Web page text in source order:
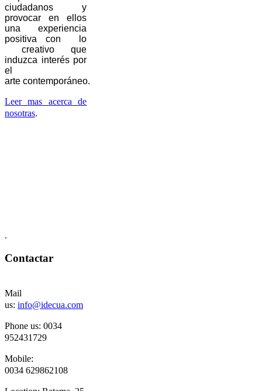
ciudadanos y
provocar en ellos
una experiencia
positiva con lo
creativo que
induzca interés por
el
arte contemporáneo.
Leer mas acerca de
nosotras.
.
Contactar
Mail
us: info@idecua.com
Phone us: 0034
952431729
Mobile:
0034 629862108